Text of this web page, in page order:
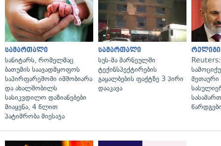
სამართალი
სანიტარს, რომელმაც
ბათუმის საავადმყოფოს
საპირფარეშოში იმშობიარა
და ახალშობილს
სასიკვდილო დაზიანებები
მიაყენა, 4 წლით
პატიმრობა მიესაჯა
სამართალი
სუს-მა მარნეულში
ტექინსპექტირების
გაყალბების ფაქტზე 3 პირი
დააკავა
მეთაური